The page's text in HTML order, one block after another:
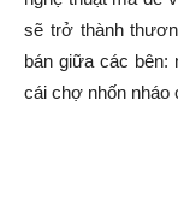
sẽ trở thành
bán giữa các bên:
cái chợ nhốn nháo